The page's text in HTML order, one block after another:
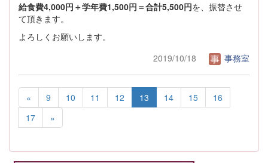
給食費4,000円＋学年費1,500円＝合計5,500円を、振替させ
て頂きます。
よろしくお願いします。
2019/10/18
事務室
« 9 10 11 12 13 14 15
16
17
»